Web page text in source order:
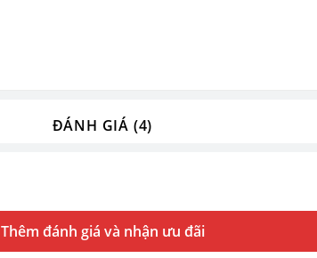
ĐÁNH GIÁ (4)
Thêm đánh giá